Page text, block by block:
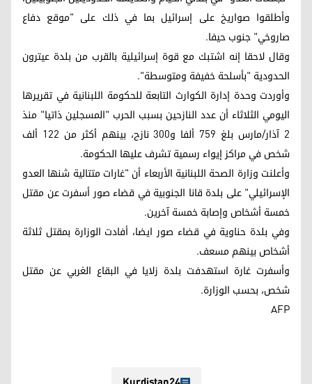
وأطلقوا صواريخ على إسرائيل بما في ذلك على "موقع دفاع
صاروخي" جنوب حيفا.
وقال لاحقا إنه اشتبك مع قوة إسرائيلية بالقرب من بلدة عيترون
الحدودية "بأسلحة خفيفة ومتوسطة".
وأوردت وحدة إدارة الكوارث التابعة للحكومة اللبنانية في تقريرها
اليومي الثلاثاء أن عدد النازحين بسبب الحرب "المسجلين ذاتيا" منذ
2 آذار/مارس بلغ 759 ألفا و300 نازح، بينهم أكثر من 122 ألف
شخص في مراكز إيواء رسمية تشرف عليها الحكومة.
وأعلنت وزارة الصحة اللبنانية الأربعاء أن "غارات متتالية شنها العدو
الإسرائيلي" على بلدة قانا الجنوبية في قضاء صور أسفرت عن مقتل
خمسة أشخاص وإصابة خمسة آخرين.
وفي بلدة حناوية في قضاء صور ايضا، أفادت الوزارة بمقتل ثلاثة
أشخاص بينهم مسعف.
وأسفرت غارة استهدفت بلدة زلايا في البقاع الغربي عن مقتل
شخص، بحسب الوزارة.
AFP